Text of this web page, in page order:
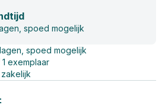
spoed mogelijk
spoed mogelijk
exemplaar